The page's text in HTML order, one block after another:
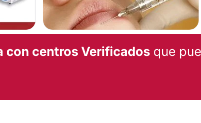
con centros Verificadosque